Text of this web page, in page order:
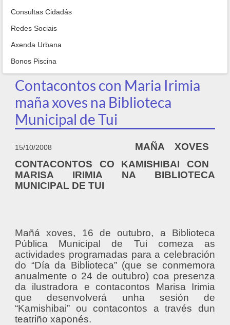
Consultas Cidadás
Redes Sociais
Axenda Urbana
Bonos Piscina
Contacontos con Maria Irimia
maña xoves na Biblioteca
Municipal de Tui
15/10/2008
MAÑA XOVES
CONTACONTOS CO KAMISHIBAI CON
MARISA IRIMIA NA BIBLIOTECA
MUNICIPAL DE TUI
Mañá xoves, 16 de outubro, a Biblioteca
Pública Municipal de Tui comeza as
actividades programadas para a celebración
do “Día da Biblioteca” (que se conmemora
anualmente o 24 de outubro) coa presenza
da ilustradora e contacontos Marisa Irimia
que desenvolverá unha sesión de
“Kamishibai” ou contacontos a través dun
teatriño xaponés.